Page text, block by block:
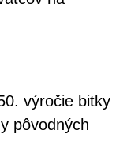
výročie bitky
pôvodných